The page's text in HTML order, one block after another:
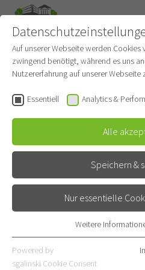
ABS-
Antibiotic
Auf unserer Webseite werden
zwingend benötigt, während es uns
Nutzererfahrung auf unserer Webseite
Essentiell Analytics &
Alle
Speichern &
Nur essentielle
Essentielle Cookies werden für
Webseite benötigt. Dadurch ist
Weitere
Powered by
sgalinski Cookie Consent